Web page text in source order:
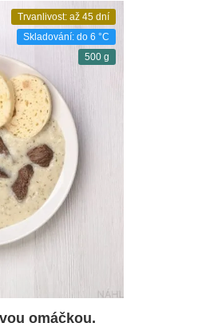
Trvanlivost: až 45 dní
Skladování: do 6 °C
500 g
omáčkou,